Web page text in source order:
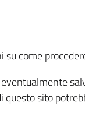
come
sito